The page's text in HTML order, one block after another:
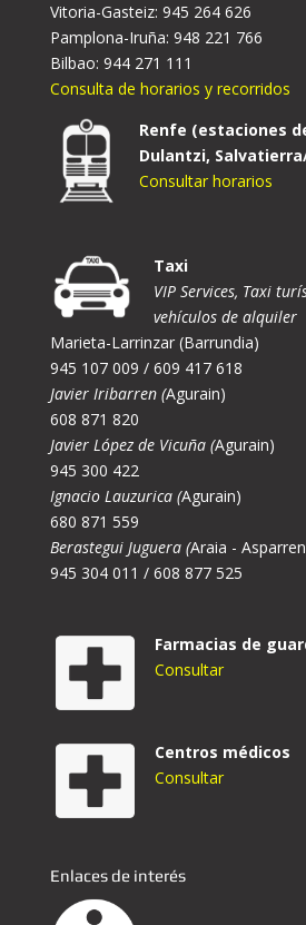
Vitoria-Gasteiz: 945 264 626
Pamplona-Iruña: 948 221 766
Bilbao: 944 271 111
Consulta de horarios y recorridos
Renfe (estaciones
Dulantzi,
Consultar horarios
Taxi
VIP Services, Taxi
vehículos de alquiler
Marieta-Larrinzar (Barrundia)
945 107 009 / 609 417 618
Javier Iribarren (Agurain)
608 871 820
Javier López de Vicuña (Agurain)
945 300 422
Ignacio Lauzurica (Agurain)
680 871 559
Berastegui Juguera (Araia -
945 304 011 / 608 877 525
Farmacias de
Consultar
Centros médicos
Consultar
Enlaces de interés